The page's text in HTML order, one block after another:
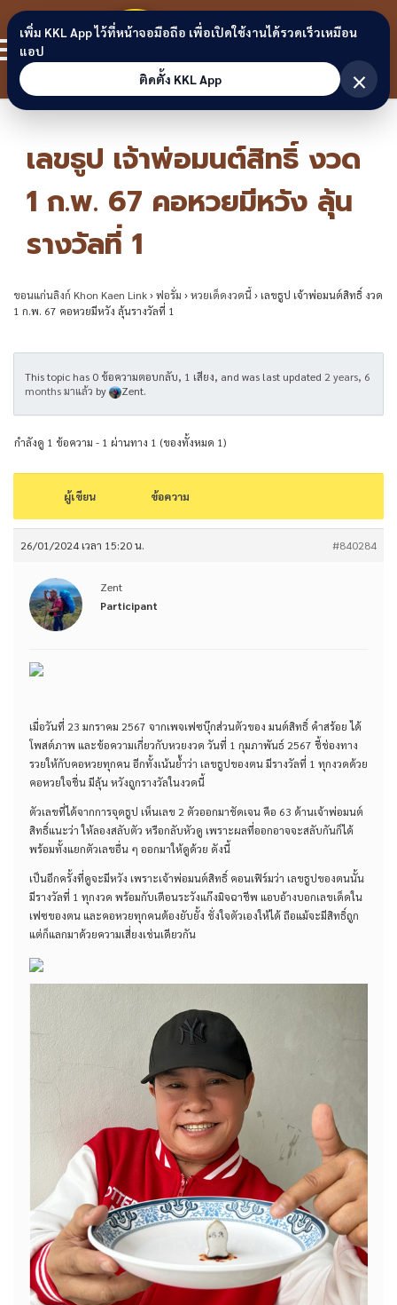
Skip to content
ขอนแก่น
ลิงก์
เลขธูป เจ้าพ่อมนต์สิทธิ์ งวด
1 ก.พ. 67 คอหวยมีหวัง ลุ้น
รางวัลที่ 1
ขอนแก่นลิงก์ Khon Kaen Link›ฟอรั่ม ›หวยเด็ดงวดนี้› เลขธูป เจ้าพ่อมนต์สิทธิ์ งวด
1 ก.พ. 67 คอหวยมีหวัง ลุ้นรางวัลที่ 1
This topic has 0 ข้อความตอบกลับ, 1 เสียง, and was last updated 2 years, 6
months มาแล้ว by Zent.
กำลังดู 1 ข้อความ - 1 ผ่านทาง 1 (ของทั้งหมด 1)
ผู้เขียน ข้อความ
26/01/2024 เวลา 15:20 น. #840284
Zent
Participant
เมื่อวันที่ 23 มกราคม 2567 จากเพจเฟซบุ๊กส่วนตัวของ มนต์สิทธิ์ คำสร้อย ได้
โพสต์ภาพ และข้อความเกี่ยวกับหวยงวด วันที่ 1 กุมภาพันธ์ 2567 ชี้ช่องทาง
รวยให้กับคอหวยทุกคน อีกทั้งเน้นย้ำว่า เลขธูปของตน มีรางวัลที่ 1 ทุกงวดด้วย
คอหวยใจชื่น มีลุ้น หวังถูกรางวัลในงวดนี้
ตัวเลขที่ได้จากการจุดธูป เห็นเลข 2 ตัวออกมาชัดเจน คือ 63 ด้านเจ้าพ่อมนต์
สิทธิ์แนะว่า ให้ลองสลับตัว หรือกลับหัวดู เพราะผลที่ออกอาจจะสลับกันก็ได้
พร้อมทั้งแยกตัวเลขอื่น ๆ ออกมาให้ดูด้วย ดังนี้
เป็นอีกครั้งที่ดูจะมีหวัง เพราะเจ้าพ่อมนต์สิทธิ์ คอนเฟิร์มว่า เลขธูปของตนนั้น
มีรางวัลที่ 1 ทุกงวด พร้อมกับเตือนระวังแก๊งมิจฉาชีพ แอบอ้างบอกเลขเด็ดใน
เฟซของตน และคอหวยทุกคนต้องยับยั้ง ชั่งใจตัวเองให้ได้ ถือแม้จะมีสิทธิ์ถูก
แต่ก็แลกมาด้วยความเสี่ยงเช่นเดียวกัน
เพิ่ม KKL App ไว้ที่หน้าจอมือถือ เพื่อเปิดใช้งานได้รวดเร็วเหมือน
แอป
ติดตั้ง KKL App
×